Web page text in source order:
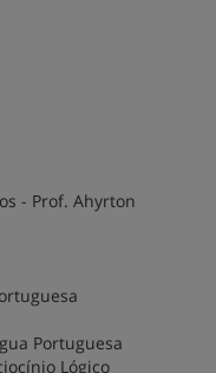
- Prof. Ahyrton
Portuguesa
Lógico